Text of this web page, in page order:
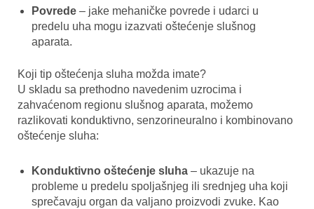
Povrede – jake mehaničke povrede i udarci u
predelu uha mogu izazvati oštećenje slušnog
aparata.
Koji tip oštećenja sluha možda imate?
U skladu sa prethodno navedenim uzrocima i
zahvaćenom regionu slušnog aparata, možemo
razlikovati konduktivno, senzorineuralno i kombinovano
oštećenje sluha:
Konduktivno oštećenje sluha – ukazuje na
probleme u predelu spoljašnjeg ili srednjeg uha koji
sprečavaju organ da valjano proizvodi zvuke. Kao